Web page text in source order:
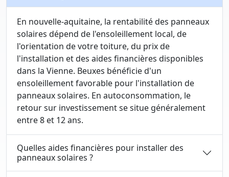
En nouvelle-aquitaine, la rentabilité des panneaux
solaires dépend de l'ensoleillement local, de
l'orientation de votre toiture, du prix de
l'installation et des aides financières disponibles
dans la Vienne. Beuxes bénéficie d'un
ensoleillement favorable pour l'installation de
panneaux solaires. En autoconsommation, le
retour sur investissement se situe généralement
entre 8 et 12 ans.
Quelles aides financières pour installer des
panneaux solaires ?